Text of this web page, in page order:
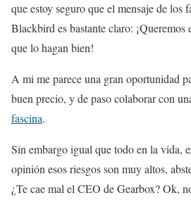
que estoy seguro que el mensaje de los
Blackbird es bastante claro: ¡Queremos
que lo hagan bien!
A mi me parece una gran oportunidad
buen precio, y de paso colaborar con
fascina.
Sin embargo igual que todo en la vida,
opinión esos riesgos son muy altos,
¿Te cae mal el CEO de Gearbox? Ok,